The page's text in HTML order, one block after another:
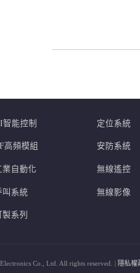
智能控制 定位系統
高頻模組 安防系統
業自動化 無線遙控
叫系統 無線影像
製系列
Co., Ltd. All rights reserved. | 隱私權